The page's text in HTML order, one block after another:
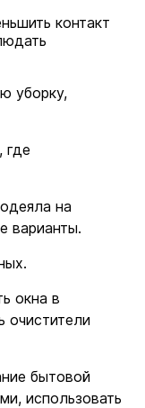
контакт
уборку,
где
на
варианты.
окна в
очистители
бытовой
использовать